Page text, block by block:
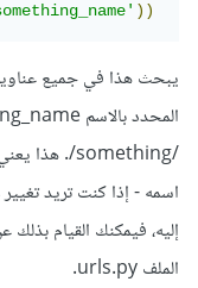
))
إليه، فيمكنك القيام
الملف urls.py.